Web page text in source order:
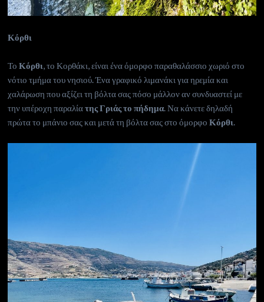
Κόρθι
ΤοΚόρθι, το Κορθάκι, είναι ένα όμορφο παραθαλάσσιο χωριό στο
νότιο τμήμα του νησιού. Ένα γραφικό λιμανάκι για ηρεμία και
χαλάρωση που αξίζει τη βόλτα σας πόσο μάλλον αν συνδυαστεί με
την υπέροχη παραλίατης Γριάς το πήδημα. Να κάνετε δηλαδή
πρώτα το μπάνιο σας και μετά τη βόλτα σας στο όμορφοΚόρθι.